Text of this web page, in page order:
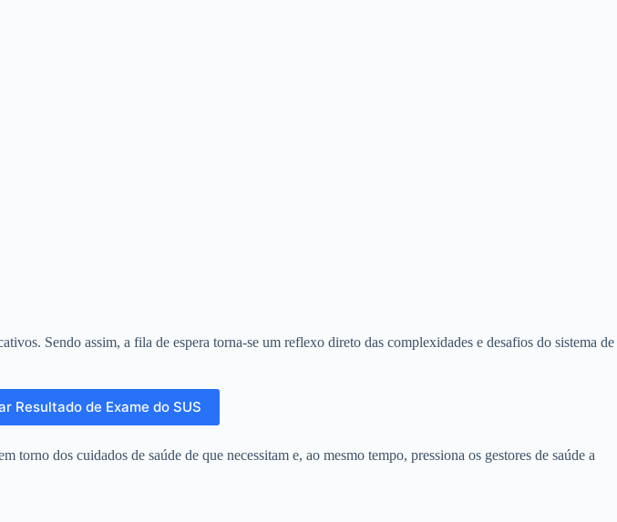
Sendo assim, a fila de espera torna-se um reflexo direto das complexidades e desafios do sistema de
Resultado de Exame do SUS
dos cuidados de saúde de que necessitam e, ao mesmo tempo, pressiona os gestores de saúde a